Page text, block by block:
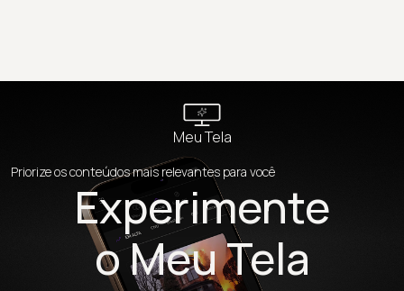
Meu Tela
Priorize os conteúdos mais relevantes para você
Experimente
o Meu Tela